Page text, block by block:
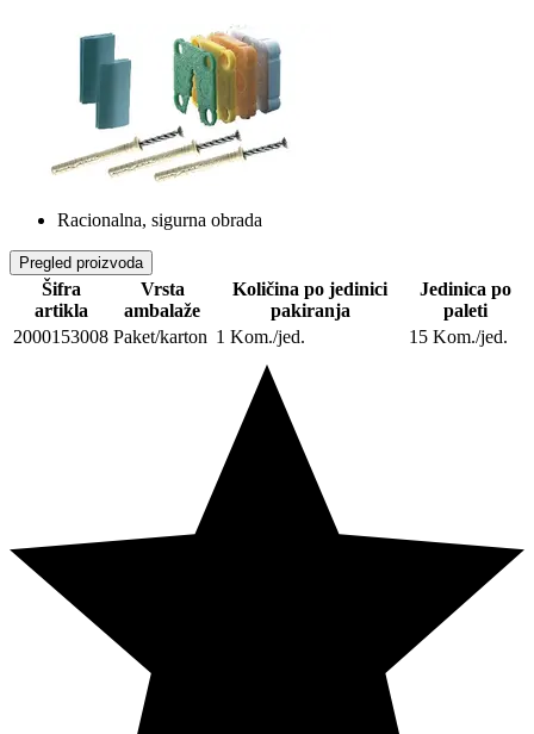
Racionalna, sigurna obrada
Pregled proizvoda
Šifra
artikla
Vrsta
ambalaže
Količina po jedinici
pakiranja
Jedinica po
paleti
2000153008 Paket/karton 1 Kom./jed. 15 Kom./jed.